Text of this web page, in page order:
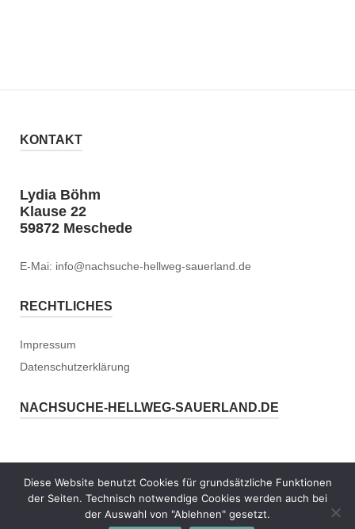
KONTAKT
Lydia Böhm
Klause 22
59872 Meschede
E-Mai: info@nachsuche-hellweg-sauerland.de
RECHTLICHES
Impressum
Datenschutzerklärung
NACHSUCHE-HELLWEG-SAUERLAND.DE
Copyright © 2026 nachsuche-hellweg-sauerland.de Theme by Puro
Diese Website benutzt Cookies für grundsätzliche Funktionen
der Seiten. Technisch notwendige Cookies werden auch bei
der Auswahl von "Ablehnen" gesetzt.